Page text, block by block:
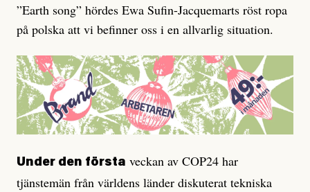
”Earth song” hördes Ewa Sufin-Jacquemarts röst ropa
på polska att vi befinner oss i en allvarlig situation.
Under den första veckan av COP24 har
tjänstemän från världens länder diskuterat tekniska